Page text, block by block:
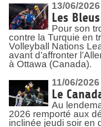
13/06/2026
Les
Pour son
contre la Turquie en
Volleyball Nations
avant d’affronter
à Ottawa (Canada).
11/06/2026
Le
Au
2026 remporté aux
inclinée jeudi soir en